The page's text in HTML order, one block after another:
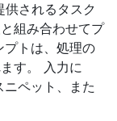
されるタスク
組み合わせてプ
プトは、処理の
す。 入力に
ペット、また